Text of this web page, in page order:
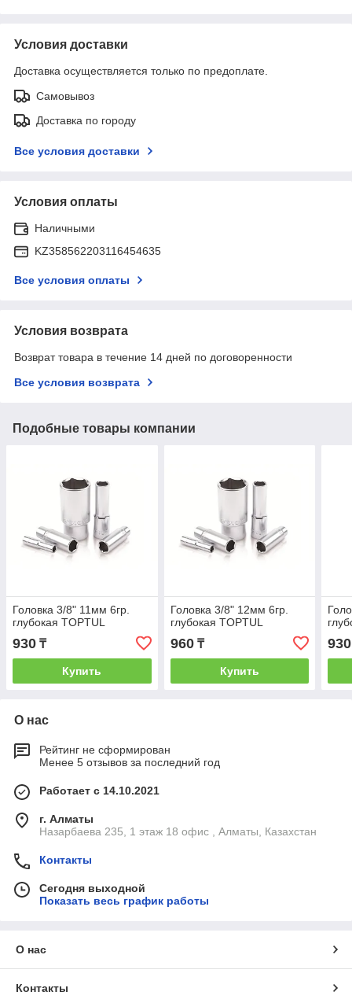
Условия доставки
Доставка осуществляется только по предоплате.
Самовывоз
Доставка по городу
Все условия доставки
Условия оплаты
Наличными
KZ358562203116454635
Все условия оплаты
Условия возврата
Возврат товара в течение 14 дней по договоренности
Все условия возврата
Подобные товары компании
Головка 3/8" 11мм 6гр.
глубокая TOPTUL
930 ₸
Купить
Головка 3/8" 12мм 6гр.
глубокая TOPTUL
960₸
Купить
930
О нас
Рейтинг не сформирован
Менее 5 отзывов за последний год
Работает с 14.10.2021
г. Алматы
Назарбаева 235, 1 этаж 18 офис , Алматы, Казахстан
Контакты
Сегодня выходной
Показать весь график работы
О нас
Контакты